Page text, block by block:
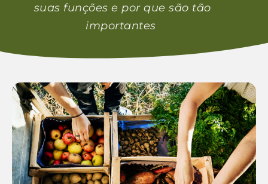
suas funções e por que são tão
importantes